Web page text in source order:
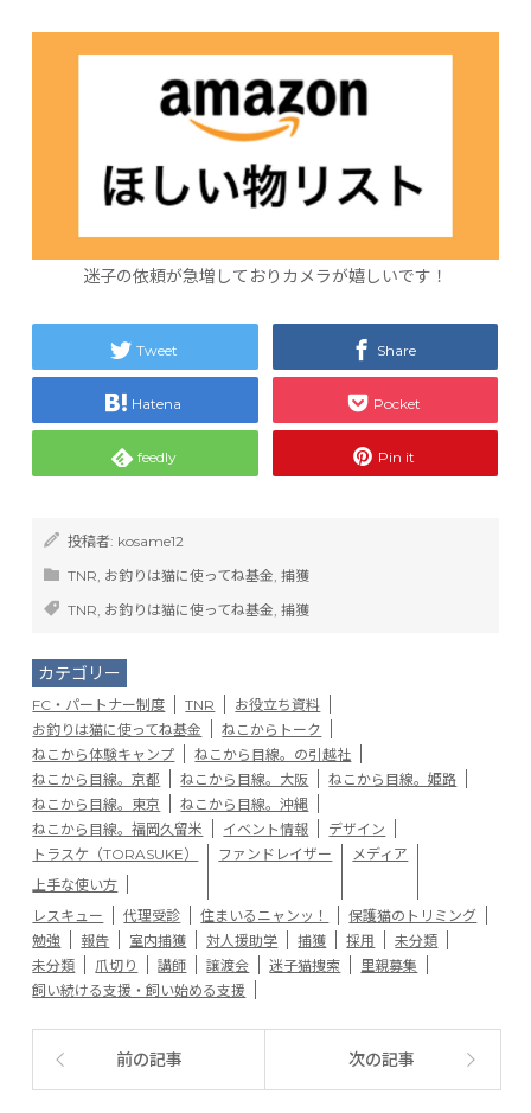
迷子の依頼が急増しておりカメラが嬉しいです！
Tweet Share
Hatena Pocket
feedly Pin it
投稿者: kosame12
TNR お釣りは猫に使ってね基金 ,捕獲
TNR お釣りは猫に使ってね基金 ,捕獲
カテゴリー
FC・パートナー制度 TNR
お役立ち資料
お釣りは猫に使ってね基金
ねこからトーク
ねこから体験キャンプ
ねこから目線。の引越社
ねこから目線。京都
ねこから目線。大阪
ねこから目線。姫路
ねこから目線。東京
ねこから目線。沖縄
ねこから目線。福岡久留米
イベント情報
デザイン
トラスケ（TORASUKE）
上手な使い方
ファンドレイザー メディア
レスキュー 代理受診 住まいるニャンッ！
保護猫のトリミング
勉強
報告 室内捕獲 対人援助学 捕獲 採用
未分類
未分類
爪切り 講師 譲渡会 迷子猫捜索
里親募集
飼い続ける支援・飼い始める支援
前の記事 次の記事